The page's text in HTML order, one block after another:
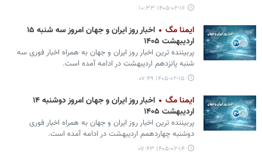
۱۴۰۵-۰۲-۱۶ ۱۰:۳۳
ایمنا مگ
اخبار روز ایران و جهان امروز سه شنبه ۱۵
اردیبهشت ۱۴۰۵
پربیننده ترین اخبار روز ایران و جهان به همراه اخبار فوری سه
شنبه پانزدهم اردیبهشت در ادامه آمده است.
۱۴۰۵-۰۲-۱۵ ۰۷:۴۹
ایمنا مگ
اخبار روز ایران و جهان امروز دوشنبه ۱۴
اردیبهشت ۱۴۰۵
پربیننده ترین اخبار روز ایران و جهان به همراه اخبار فوری
دوشنبه چهاردهمم اردیبهشت در ادامه آمده است.
۱۴۰۵-۰۲-۱۴ ۰۷:۴۳